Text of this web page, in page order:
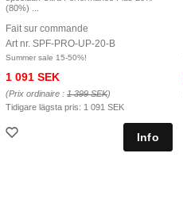
(80%) ...
Fait sur commande
Art nr. SPF-PRO-UP-20-B
Summer sale 15-50%!
1 091 SEK
(Prix ordinaire : 1 399 SEK)
Tidigare lägsta pris: 1 091 SEK